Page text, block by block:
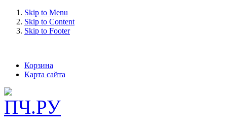
Skip to Menu
Skip to Content
Skip to Footer
Корзина
Карта сайта